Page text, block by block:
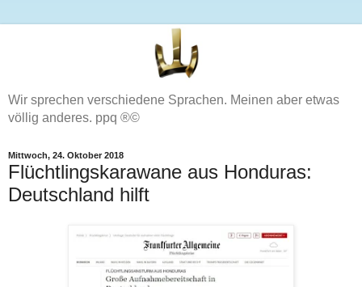
Wir sprechen verschiedene Sprachen. Meinen aber etwas
völlig anderes. ppq ®©
Mittwoch, 24. Oktober 2018
Flüchtlingskarawane aus Honduras:
Deutschland hilft